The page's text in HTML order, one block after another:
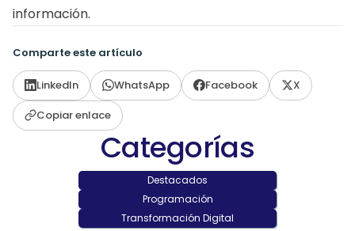
información.
Comparte este artículo
LinkedIn WhatsApp Facebook
X
Copiar enlace
Categorías
Destacados
Programación
Transformación Digital